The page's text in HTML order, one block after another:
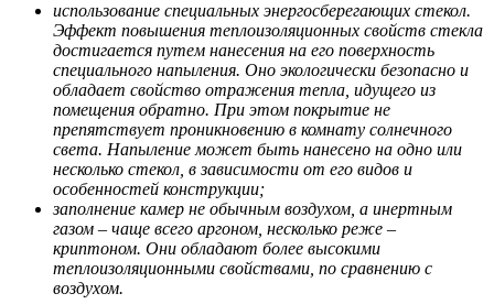
использование специальных энергосберегающих стекол.
Эффект повышения теплоизоляционных свойств стекла
достигается путем нанесения на его поверхность
специального напыления. Оно экологически безопасно и
обладает свойство отражения тепла, идущего из
помещения обратно. При этом покрытие не
препятствует проникновению в комнату солнечного
света. Напыление может быть нанесено на одно или
несколько стекол, в зависимости от его видов и
особенностей конструкции;
заполнение камер не обычным воздухом, а инертным
газом – чаще всего аргоном, несколько реже –
криптоном. Они обладают более высокими
теплоизоляционными свойствами, по сравнению с
воздухом.